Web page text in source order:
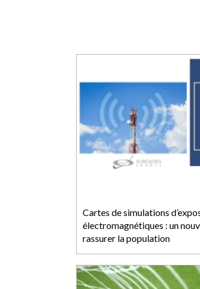
Cartes de simulations
électromagnétiques : un
rassurer la population